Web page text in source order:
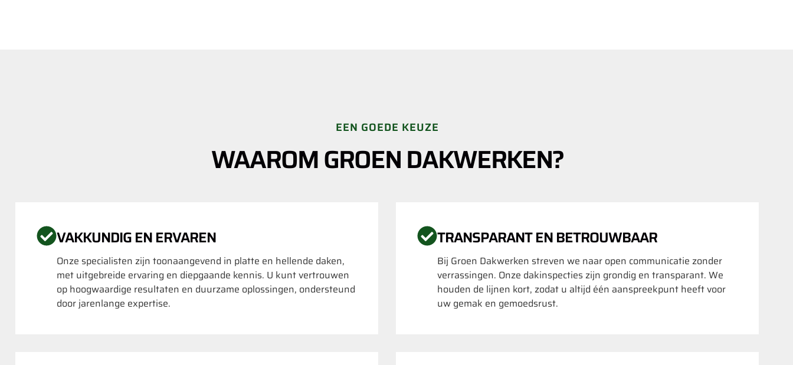
EEN GOEDE KEUZE
WAAROM GROEN DAKWERKEN?
VAKKUNDIG EN ERVAREN
Onze specialisten zijn toonaangevend in platte en hellende daken,
met uitgebreide ervaring en diepgaande kennis. U kunt vertrouwen
op hoogwaardige resultaten en duurzame oplossingen, ondersteund
door jarenlange expertise.
TRANSPARANT EN BETROUWBAAR
Bij Groen Dakwerken streven we naar open communicatie zonder
verrassingen. Onze dakinspecties zijn grondig en transparant. We
houden de lijnen kort, zodat u altijd één aanspreekpunt heeft voor
uw gemak en gemoedsrust.